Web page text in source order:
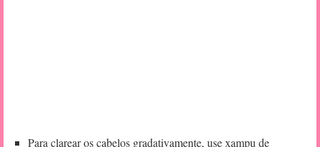
Para clarear os cabelos gradativamente, use xampu de